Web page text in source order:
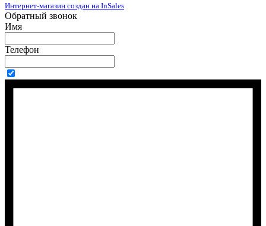
Интернет-магазин создан на InSales
Обратный звонок
Имя
Телефон